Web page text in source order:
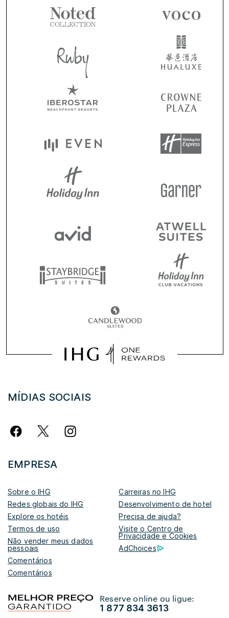
MÍDIAS SOCIAIS
EMPRESA
Sobre o IHG
Carreiras no IHG
Redes globais do IHG
Desenvolvimento de hotel
Explore os hotéis
Precisa de ajuda?
Termos de uso
Visite o Centro de
Privacidade e Cookies
Não vender meus dados
pessoais
AdChoices
Comentários
Comentários
Reserve online ou ligue:
1 877 834 3613